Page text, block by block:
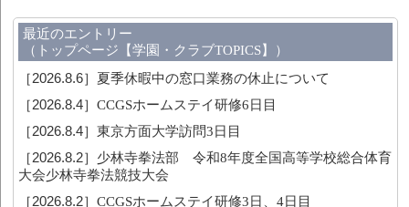
最近のエントリー
（トップページ【学園・クラブTOPICS】）
［2026.8.6］ 夏季休暇中の窓口業務の休止について
［2026.8.4］CCGSホームステイ研修6日目
［2026.8.4］東京方面大学訪問3日目
［2026.8.2］ 少林寺拳法部 令和8年度全国高等学校総合体育
大会少林寺拳法競技大会
［2026.8.2］CCGSホームステイ研修3日、4日目